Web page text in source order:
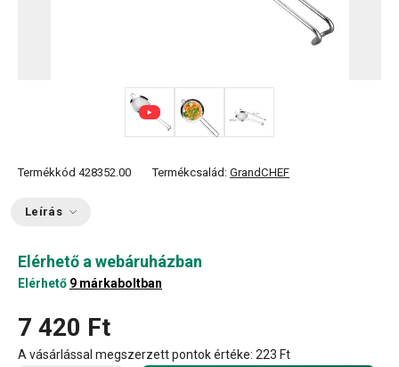
Termékkód 428352.00 Termékcsalád: GrandCHEF
Leírás
Elérhető a webáruházban
Elérhető 9 márkaboltban
7 420 Ft
A vásárlással megszerzett pontok értéke: 223 Ft